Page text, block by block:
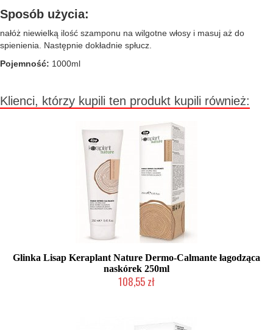
Sposób użycia:
nałóż niewielką ilość szamponu na wilgotne włosy i masuj aż do
spienienia. Następnie dokładnie spłucz.
Pojemność: 1000ml
Klienci, którzy kupili ten produkt kupili również:
Glinka Lisap Keraplant Nature Dermo-Calmante łagodząca
naskórek 250ml
108,55 zł